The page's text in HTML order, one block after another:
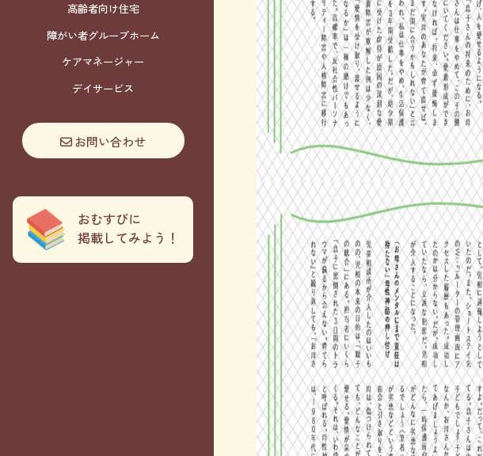
高齢者向け住宅
障がい者グループホーム
ケアマネージャー
デイサービス
お問い合わせ
おむすびに
掲載してみよう！